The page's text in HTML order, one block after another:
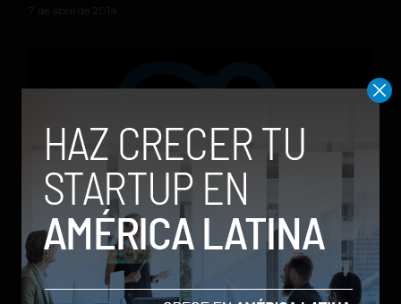
7 de abril de 2014
Layar, nueva aplicación para las Google Glass
by Sergio Ramos
20 de marzo de 2014